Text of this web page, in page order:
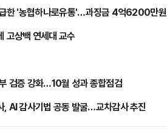
한 '농협하나로유통'…과징금 4억6200만원
고상백 연세대 교수
검증 강화…10월 성과 종합점검
, AI 감사기법 공동 발굴…교차감사 추진